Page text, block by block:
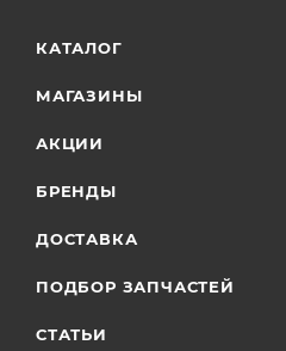
КАТАЛОГ
МАГАЗИНЫ
АКЦИИ
БРЕНДЫ
ДОСТАВКА
ПОДБОР ЗАПЧАСТЕЙ
СТАТЬИ